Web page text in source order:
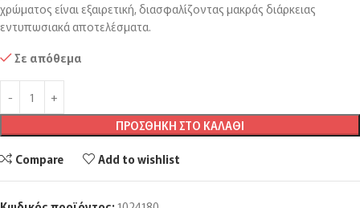
χρώματος είναι εξαιρετική, διασφαλίζοντας μακράς διάρκειας
εντυπωσιακά αποτελέσματα.
Σε απόθεμα
ΠΡΟΣΘΉΚΗ ΣΤΟ ΚΑΛΆΘΙ
Compare Add to wishlist